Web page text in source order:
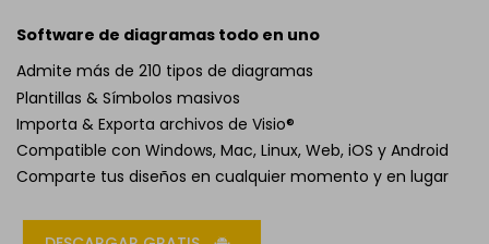
Software de diagramas todo en uno
Admite más de 210 tipos de diagramas
Plantillas & Símbolos masivos
Importa & Exporta archivos de Visio®
Compatible con Windows, Mac, Linux, Web, iOS y Android
Comparte tus diseños en cualquier momento y en lugar